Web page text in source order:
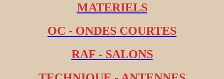
MATERIELS
OC - ONDES COURTES
RAF - SALONS